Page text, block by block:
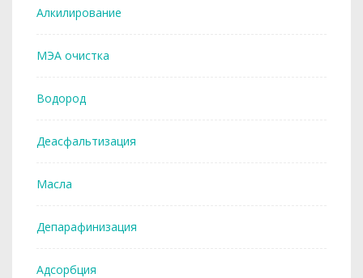
Алкилирование
МЭА очистка
Водород
Деасфальтизация
Масла
Депарафинизация
Адсорбция